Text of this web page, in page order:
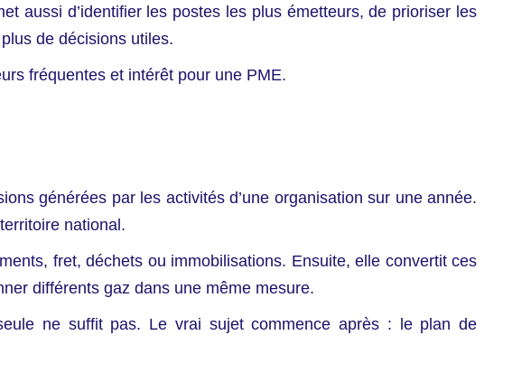
aussi d’identifier les postes les plus émetteurs, de prioriser les
de décisions utiles.
fréquentes et intérêt pour une PME.
générées par les activités d’une organisation sur une année.
national.
fret, déchets ou immobilisations. Ensuite, elle convertit ces
différents gaz dans une même mesure.
ne suffit pas. Le vrai sujet commence après : le plan de